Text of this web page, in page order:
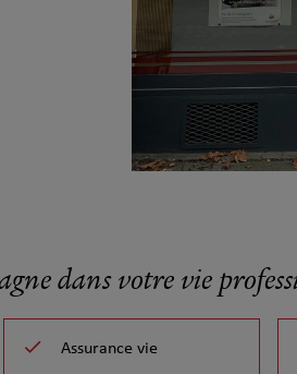
dans votre vie
Assurance vie